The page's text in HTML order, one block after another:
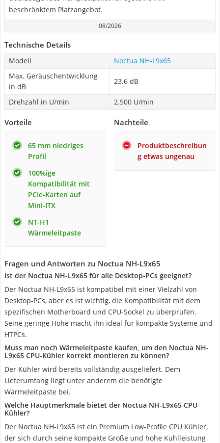
beschränktem Platzangebot.
08/2026
Technische Details
Modell
Noctua NH-L9x65
Max. Geräuschentwicklung
in dB
23.6 dB
Drehzahl in U/min 2.500 U/min
Vorteile
65 mm niedriges
Profil
100%ige
Kompatibilität mit
PCIe-Karten auf
Mini-ITX
NT-H1
Wärmeleitpaste
Nachteile
Produktbeschreibun
g etwas ungenau
Fragen und Antworten zu Noctua NH-L9x65
Ist der Noctua NH-L9x65 für alle Desktop-PCs geeignet?
Der Noctua NH-L9x65 ist kompatibel mit einer Vielzahl von
Desktop-PCs, aber es ist wichtig, die Kompatibilität mit dem
spezifischen Motherboard und CPU-Sockel zu überprüfen.
Seine geringe Höhe macht ihn ideal für kompakte Systeme und
HTPCs.
Muss man noch Wärmeleitpaste kaufen, um den Noctua NH-
L9x65 CPU-Kühler korrekt montieren zu können?
Der Kühler wird bereits vollständig ausgeliefert. Dem
Lieferumfang liegt unter anderem die benötigte
Wärmeleitpaste bei.
Welche Hauptmerkmale bietet der Noctua NH-L9x65 CPU
Kühler?
Der Noctua NH-L9x65 ist ein Premium Low-Profile CPU Kühler,
der sich durch seine kompakte Größe und hohe Kühlleistung